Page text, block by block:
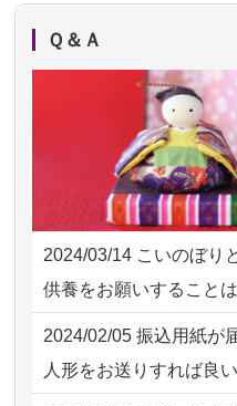
2026/08/01 11:07
2026/07/31 17:28 栃木
2026/07/31 12:32 東京
2026/07/31 10:29 京都
2026/07/31 08:41 埼玉
2026/07/30 22:27 墨田
2026/07/30 17:02 神奈
供養の内容
も丁寧に説...
2026/07/18つい先日も
た。 手続...
2026/07/18 大切にして
してくださ...
2026/07/15 子供の頃か
の雛人形で...
Ｑ＆Ａ
2024/03/14 こいのぼり
供養をお願いすること
2024/02/05 振込用紙が
人形をお送りすれば良